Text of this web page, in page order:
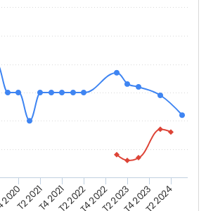
T2 2021T4 2021T2 2022T4 2022T2 2023T4 2023T2 2024